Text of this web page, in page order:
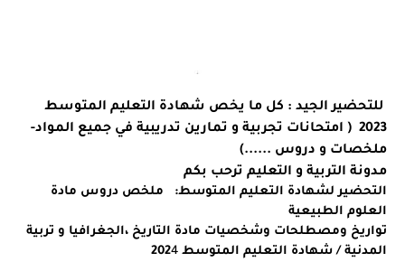
للتحضير الجيد : كل ما يخص شهادة التعليم المتوسط
2023 ( امتحانات تجربية و تمارين تدريبية في جميع المواد-
ملخصات و دروس ......)
مدونة التربية و التعليم ترحب بكم
التحضير لشهادة التعليم المتوسط: ملخص دروس مادة
العلوم الطبيعية
تواريخ ومصطلحات وشخصيات مادة التاريخ ،الجغرافيا و تربية
المدنية / شهادة التعليم المتوسط 202 4